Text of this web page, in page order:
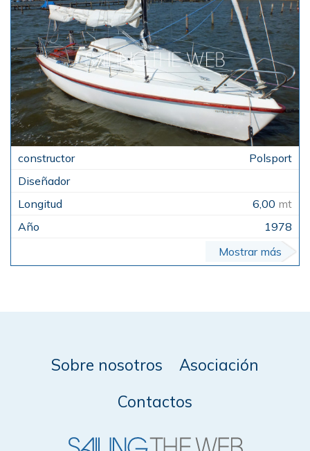
Polsport
6,00 mt
1978
Mostrar más
Sobre nosotros
Asociación
Contactos